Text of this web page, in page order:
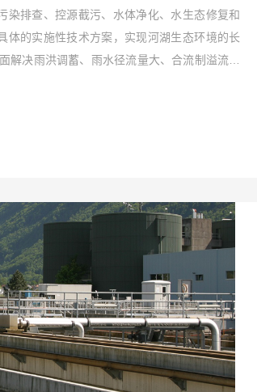
染排查、控源截污、水体净化、水生态修复和
体的实施性技术方案，实现河湖生态环境的长
解决雨洪调蓄、雨水径流量大、合流制溢流污